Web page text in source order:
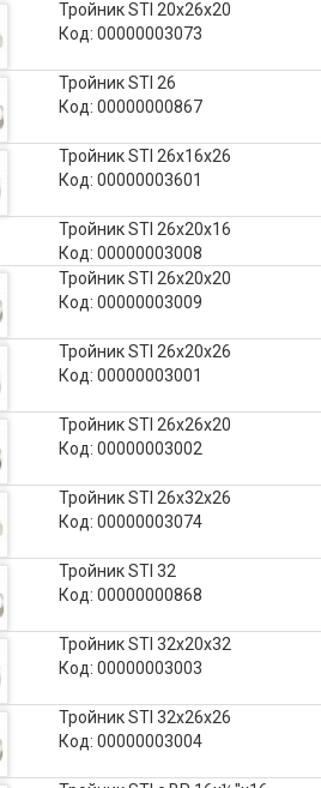
Тройник STI 20х26х20
Код: 00000003073
Тройник STI 26
Код: 00000000867
Тройник STI 26х16х26
Код: 00000003601
Тройник STI 26х20х16
Код: 00000003008
Тройник STI 26х20х20
Код: 00000003009
Тройник STI 26х20х26
Код: 00000003001
Тройник STI 26х26х20
Код: 00000003002
Тройник STI 26х32х26
Код: 00000003074
Тройник STI 32
Код: 00000000868
Тройник STI 32х20х32
Код: 00000003003
Тройник STI 32х26х26
Код: 00000003004